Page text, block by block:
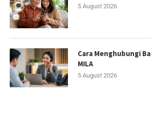
5 August 2026
Cara Menghubungi
MILA
5 August 2026